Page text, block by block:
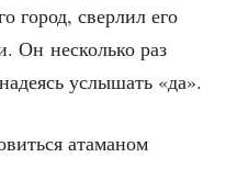
город, свер­лил его
Он несколь­ко раз
услы­шать «да».
ата­ма­ном